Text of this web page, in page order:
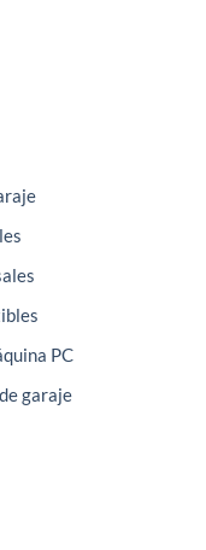
PC
garaje